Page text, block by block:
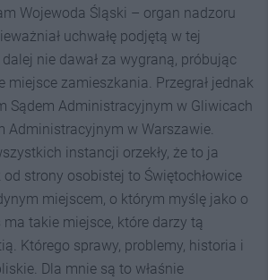
Wojewoda Śląski – organ nadzoru
uchwałę podjętą w tej
nie dawał za wygraną, próbując
miejsce zamieszkania. Przegrał jednak
Sądem Administracyjnym w Gliwicach
Administracyjnym w Warszawie.
instancji orzekły, że to ja
od strony osobistej to Świętochłowice
miejscem, o którym myślę jako o
takie miejsce, które darzy tą
Którego sprawy, problemy, historia i
Dla mnie są to właśnie